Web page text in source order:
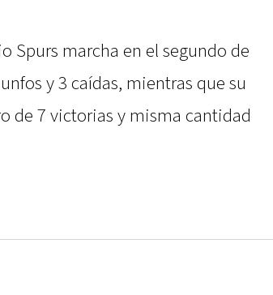
Spurs marcha en el segundo de
y 3 caídas, mientras que su
de 7 victorias y misma cantidad